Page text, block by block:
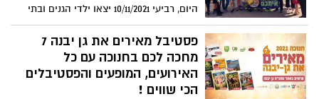
היום, רביעי 10/11/2021 יצאו ילדי הגנים ובתי
הספר אל המרחב הציבורי חמושים בכפפות
ובשקיות ניילון, למדו על חשיבותה של
השמירה על הסביבה ועזרו להפוך את גן יבנה
ליישוב יפה ונקי יותר. זאת במסגרת יום
הניקיון בגן יבנה.
פסטיבל מאירים את גן יבנה 7
מחכה לכם בחנוכה עם כל
האירועים, המופעים והפסטיבלים
הכי שווים !